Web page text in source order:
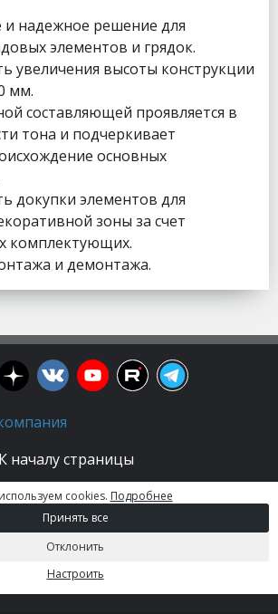
надежное решение для
элементов и грядок.
увеличения высоты конструкции
мм.
составляющей проявляется в
тона и подчеркивает
основных
докупки элементов для
зоны за счет
комплектующих.
и демонтажа.
К началу страницы
group | Группа
Все права защищены.
сайте носит
и не является
положениями
cookies. Подробнее
Принять все
Отклонить
Настроить